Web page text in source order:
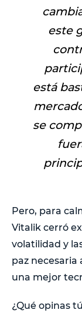
este
está
se
Pero, para
Vitalik cerró
volatilidad y
paz necesaria
una mejor
¿Qué opinas